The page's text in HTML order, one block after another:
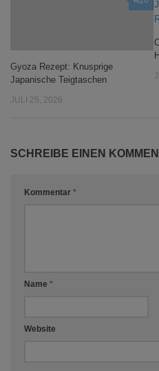
Gyoza Rezept: Knusprige
Japanische Teigtaschen
JULI 25, 2026
SCHREIBE EINEN
Kommentar *
Name *
Website